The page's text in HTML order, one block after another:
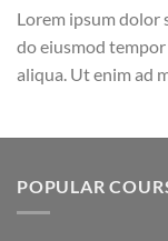
Lorem ipsum dolor
do eiusmod
aliqua. Ut enim ad
POPULAR